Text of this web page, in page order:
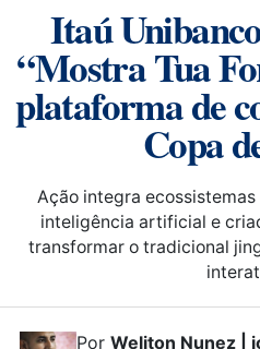
Itaú
“Mostra Tua
plataforma de
Copa
Ação integra
inteligência artificial e
transformar o tradicional
Por Weliton Nunez |